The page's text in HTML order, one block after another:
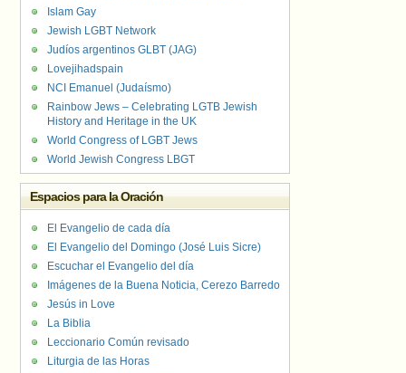
Islam Gay
Jewish LGBT Network
Judíos argentinos GLBT (JAG)
Lovejihadspain
NCI Emanuel (Judaísmo)
Rainbow Jews – Celebrating LGTB Jewish
History and Heritage in the UK
World Congress of LGBT Jews
World Jewish Congress LBGT
Espacios para la Oración
El Evangelio de cada día
El Evangelio del Domingo (José Luis Sicre)
Escuchar el Evangelio del día
Imágenes de la Buena Noticia, Cerezo Barredo
Jesús in Love
La Biblia
Leccionario Común revisado
Liturgia de las Horas